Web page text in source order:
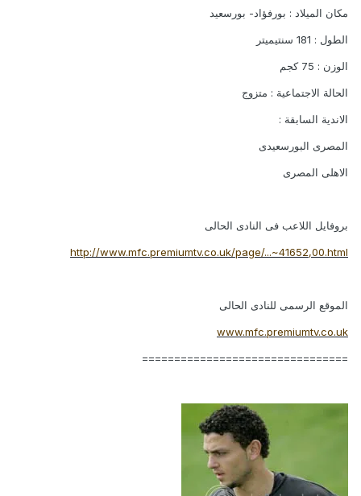
مكان الميلاد : بورفؤاد- بورسعيد
الطول : 181 سنتيميتر
الوزن : 75 كجم
الحالة الاجتماعية : متزوج
الاندية السابقة :
المصرى البورسعيدى
الاهلى المصرى
بروفايل اللاعب فى النادى الحالى
http://www.mfc.premiumtv.co.uk/page/...~41652,00.html
الموقع الرسمى للنادى الحالى
www.mfc.premiumtv.co.uk
================================